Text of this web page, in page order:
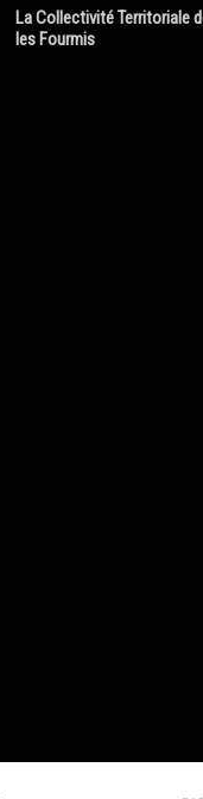
La Collectivité Territoriale
les Fourmis